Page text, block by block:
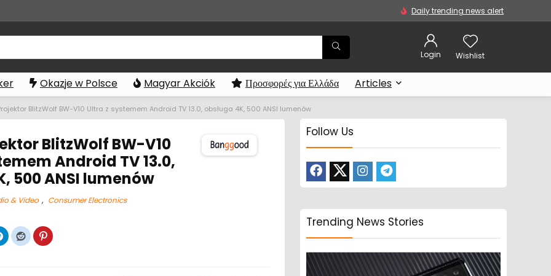
Daily trending news alert
Login Wishlist
Okazje w Polsce Magyar Akciók Προσφορές για Ελλάδα Articles
BlitzWolf BW-V10 Ultra z systemem Android TV 13.0, obsługa 4K, 500 ANSI lumenów
BlitzWolf BW-V10
Android TV 13.0,
500 ANSI lumenów
& Video , Consumer Electronics
Follow Us
Trending News Stories